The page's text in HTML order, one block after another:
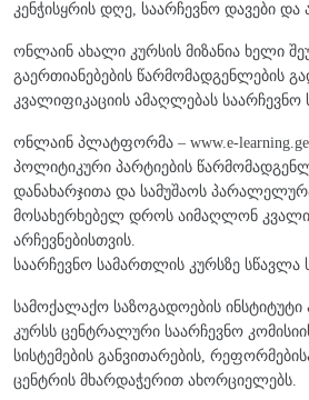
კენჭისყრის დღე, საარჩევნო დავები და
ონლაინ ახალი კურსის მიზანია ხელი
გაერთიანებების წარმომადგენლების
კვალიფიკაციის ამაღლებას საარჩევნო
ონლაინ პლატფორმა – www.e-
პოლიტიკური პარტიების
დანახარჯითა და სამუშაოს
მოსახერხებელ დროს აიმაღლონ
არჩევნებისთვის.
საარჩევნო სამართლის კურსზე სწავლა
სამოქალაქო საზოგადოების
კურსს ცენტრალური საარჩევნო
სისტემების განვითარების,
ცენტრის მხარდაჭერით ახორციელებს.